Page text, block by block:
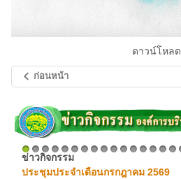
ดาวน์โหลด
ก่อนหน้า
1 2 3 4 5 6
ข่าวกิจกรรม
ประชุมประจำเดือนกรกฎาคม 2569